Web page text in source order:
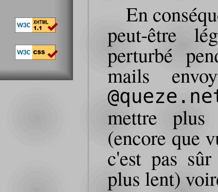
En
peut-être
perturbé
mails
mettre plus
(encore que
c'est pas
plus lent)